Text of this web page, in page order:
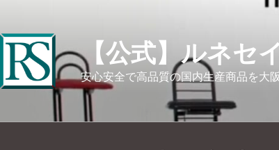
【公式】ルネセ
安心安全で高品質の国内生産商品を大